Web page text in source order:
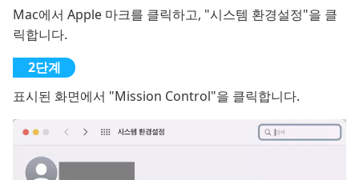
Mac에서 Apple 마크를 클릭하고, "시스템 환경설정"을 클
릭합니다.
표시된 화면에서 "Mission Control"을 클릭합니다.